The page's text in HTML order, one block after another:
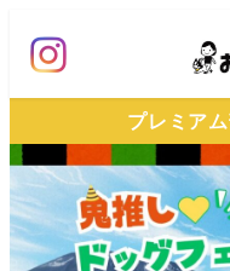
ン
ン
テ
ン
ツ
プレミア